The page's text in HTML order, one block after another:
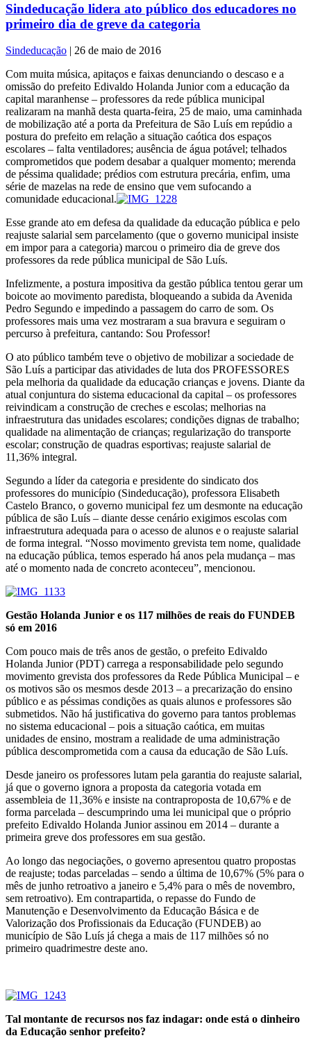
Sindeducação lidera ato público dos educadores no
primeiro dia de greve da categoria
Sindeducação | 26 de maio de 2016
Com muita música, apitaços e faixas denunciando o descaso e a
omissão do prefeito Edivaldo Holanda Junior com a educação da
capital maranhense – professores da rede pública municipal
realizaram na manhã desta quarta-feira, 25 de maio, uma caminhada
de mobilização até a porta da Prefeitura de São Luís em repúdio a
postura do prefeito em relação a situação caótica dos espaços
escolares – falta ventiladores; ausência de água potável; telhados
comprometidos que podem desabar a qualquer momento; merenda
de péssima qualidade; prédios com estrutura precária, enfim, uma
série de mazelas na rede de ensino que vem sufocando a
comunidade educacional.
Esse grande ato em defesa da qualidade da educação pública e pelo
reajuste salarial sem parcelamento (que o governo municipal insiste
em impor para a categoria) marcou o primeiro dia de greve dos
professores da rede pública municipal de São Luís.
Infelizmente, a postura impositiva da gestão pública tentou gerar um
boicote ao movimento paredista, bloqueando a subida da Avenida
Pedro Segundo e impedindo a passagem do carro de som. Os
professores mais uma vez mostraram a sua bravura e seguiram o
percurso à prefeitura, cantando: Sou Professor!
O ato público também teve o objetivo de mobilizar a sociedade de
São Luís a participar das atividades de luta dos PROFESSORES
pela melhoria da qualidade da educação crianças e jovens. Diante da
atual conjuntura do sistema educacional da capital – os professores
reivindicam a construção de creches e escolas; melhorias na
infraestrutura das unidades escolares; condições dignas de trabalho;
qualidade na alimentação de crianças; regularização do transporte
escolar; construção de quadras esportivas; reajuste salarial de
11,36% integral.
Segundo a líder da categoria e presidente do sindicato dos
professores do município (Sindeducação), professora Elisabeth
Castelo Branco, o governo municipal fez um desmonte na educação
pública de são Luís – diante desse cenário exigimos escolas com
infraestrutura adequada para o acesso de alunos e o reajuste salarial
de forma integral. “Nosso movimento grevista tem nome, qualidade
na educação pública, temos esperado há anos pela mudança – mas
até o momento nada de concreto aconteceu”, mencionou.
Gestão Holanda Junior e os 117 milhões de reais do FUNDEB
só em 2016
Com pouco mais de três anos de gestão, o prefeito Edivaldo
Holanda Junior (PDT) carrega a responsabilidade pelo segundo
movimento grevista dos professores da Rede Pública Municipal – e
os motivos são os mesmos desde 2013 – a precarização do ensino
público e as péssimas condições as quais alunos e professores são
submetidos. Não há justificativa do governo para tantos problemas
no sistema educacional – pois a situação caótica, em muitas
unidades de ensino, mostram a realidade de uma administração
pública descomprometida com a causa da educação de São Luís.
Desde janeiro os professores lutam pela garantia do reajuste salarial,
já que o governo ignora a proposta da categoria votada em
assembleia de 11,36% e insiste na contraproposta de 10,67% e de
forma parcelada – descumprindo uma lei municipal que o próprio
prefeito Edivaldo Holanda Junior assinou em 2014 – durante a
primeira greve dos professores em sua gestão.
Ao longo das negociações, o governo apresentou quatro propostas
de reajuste; todas parceladas – sendo a última de 10,67% (5% para o
mês de junho retroativo a janeiro e 5,4% para o mês de novembro,
sem retroativo). Em contrapartida, o repasse do Fundo de
Manutenção e Desenvolvimento da Educação Básica e de
Valorização dos Profissionais da Educação (FUNDEB) ao
município de São Luís já chega a mais de 117 milhões só no
primeiro quadrimestre deste ano.
Tal montante de recursos nos faz indagar: onde está o dinheiro
da Educação senhor prefeito?